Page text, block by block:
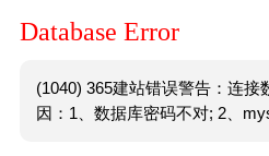
Database Error
(1040) 365建站错误警告：连接
因：1、数据库密码不对; 2、